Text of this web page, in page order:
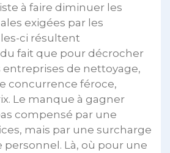
à faire diminuer les
exigées par les
ci résultent
fait que pour décrocher
entreprises de nettoyage,
concurrence féroce,
Le manque à gagner
compensé par une
mais par une surcharge
personnel. Là, où pour une